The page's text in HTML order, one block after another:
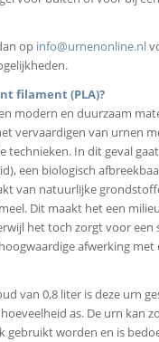
op info@urnenonline.nl
filament (PLA)?
modern en duurzaam
vervaardigen van urnen
technieken. In dit geval
een biologisch
van natuurlijke
Dit maakt het een
het toch zorgt voor een
afwerking met
van 0,8 liter is deze urn
as. De urn kan
gebruikt worden en is